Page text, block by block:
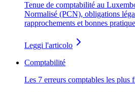
Tenue de comptabilité au
Normalisé (PCN), obligations
rapprochements et bonnes
Leggi l'articolo
Comptabilité
Les 7 erreurs comptables les plus